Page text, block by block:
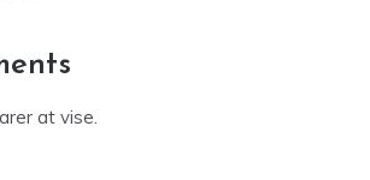
at vise.